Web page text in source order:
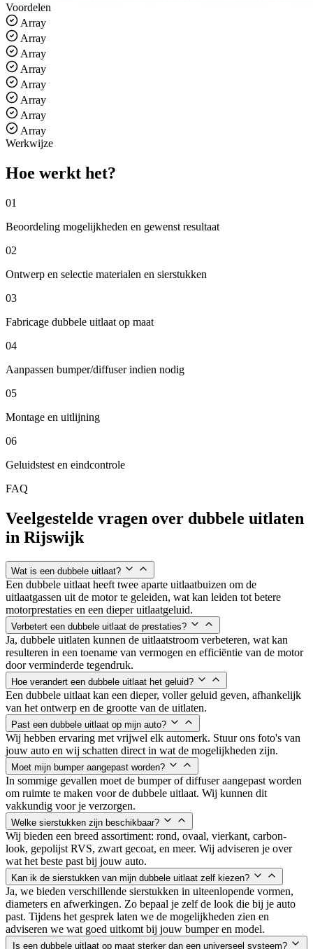
Voordelen
Array
Array
Array
Array
Array
Array
Array
Array
Werkwijze
Hoe werkt het?
01
Beoordeling mogelijkheden en gewenst resultaat
02
Ontwerp en selectie materialen en sierstukken
03
Fabricage dubbele uitlaat op maat
04
Aanpassen bumper/diffuser indien nodig
05
Montage en uitlijning
06
Geluidstest en eindcontrole
FAQ
Veelgestelde vragen over dubbele uitlaten
in Rijswijk
Wat is een dubbele uitlaat?
Een dubbele uitlaat heeft twee aparte uitlaatbuizen om de
uitlaatgassen uit de motor te geleiden, wat kan leiden tot betere
motorprestaties en een dieper uitlaatgeluid.
Verbetert een dubbele uitlaat de prestaties?
Ja, dubbele uitlaten kunnen de uitlaatstroom verbeteren, wat kan
resulteren in een toename van vermogen en efficiëntie van de motor
door verminderde tegendruk.
Hoe verandert een dubbele uitlaat het geluid?
Een dubbele uitlaat kan een dieper, voller geluid geven, afhankelijk
van het ontwerp en de grootte van de uitlaten.
Past een dubbele uitlaat op mijn auto?
Wij hebben ervaring met vrijwel elk automerk. Stuur ons foto's van
jouw auto en wij schatten direct in wat de mogelijkheden zijn.
Moet mijn bumper aangepast worden?
In sommige gevallen moet de bumper of diffuser aangepast worden
om ruimte te maken voor de dubbele uitlaat. Wij kunnen dit
vakkundig voor je verzorgen.
Welke sierstukken zijn beschikbaar?
Wij bieden een breed assortiment: rond, ovaal, vierkant, carbon-
look, gepolijst RVS, zwart gecoat, en meer. Wij adviseren je over
wat het beste past bij jouw auto.
Kan ik de sierstukken van mijn dubbele uitlaat zelf kiezen?
Ja, we bieden verschillende sierstukken in uiteenlopende vormen,
diameters en afwerkingen. Zo bepaal je zelf de look die bij je auto
past. Tijdens het gesprek laten we de mogelijkheden zien en
adviseren we wat goed uitkomt bij jouw bumper en model.
Is een dubbele uitlaat op maat sterker dan een universeel systeem?